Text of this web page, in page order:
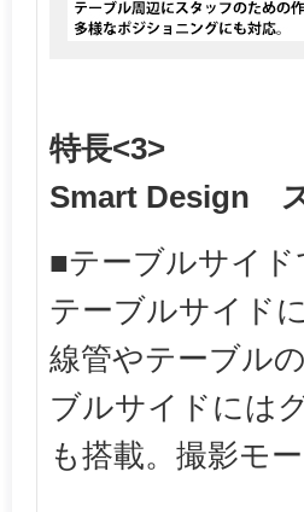
特長<3>
Smart Design
■テーブルサイ
テーブルサイド
線管やテーブル
ブルサイドには
も搭載。撮影モ